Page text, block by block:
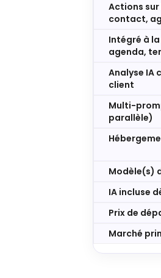
Actions
contact,
Intégré à
agenda,
Analyse IA
client
Multi-
parallèle)
Modèle(s)
IA incluse
Prix de
Marché